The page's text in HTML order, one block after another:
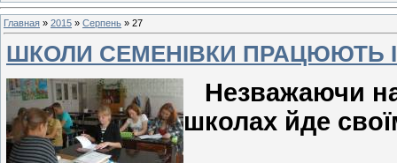
Главная » 2015 » Серпень » 27
ШКОЛИ СЕМЕНІВКИ ПРАЦЮЮТЬ І
Незважаючи на
школах йде